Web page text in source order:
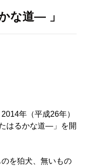
な道― 」
年（平成26年）
はるかな道―」を開
を狛犬、無いもの